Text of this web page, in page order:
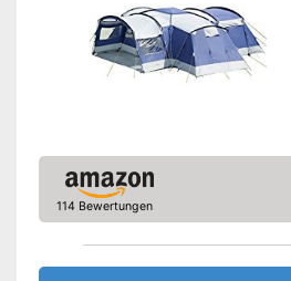
Fiberglasgestänge
Innenzelttaschen
Heringe inklusive
Moskitonetz
Wasserdicht
114 Bewertungen